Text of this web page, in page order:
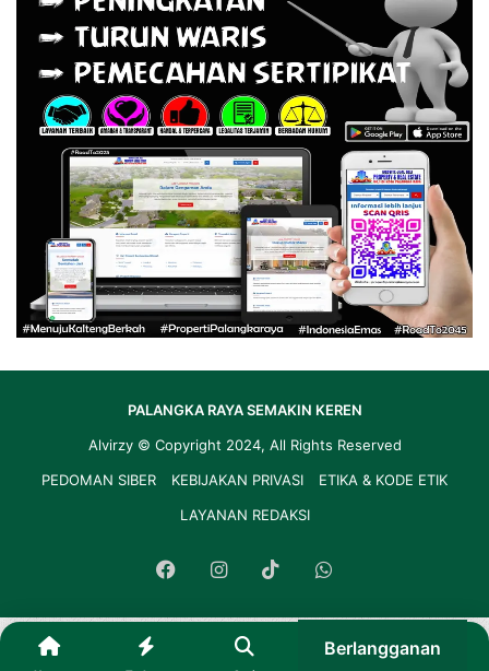
PALANGKA RAYA SEMAKIN KEREN
Alvirzy © Copyright 2024, All Rights Reserved
PEDOMAN SIBER
KEBIJAKAN PRIVASI
ETIKA & KODE ETIK
LAYANAN REDAKSI
FacebookInstagram
TikTokWhatsApp
Berlangganan